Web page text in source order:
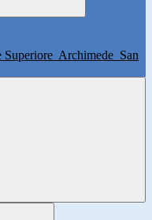
Superiore Archimede San